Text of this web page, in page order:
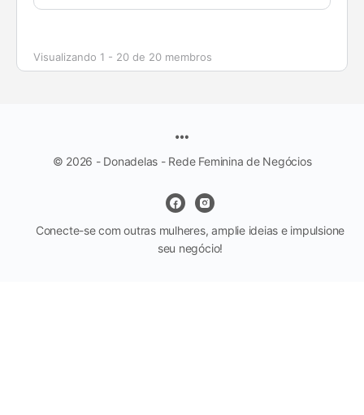
Visualizando 1 - 20 de 20 membros
© 2026 - Donadelas - Rede Feminina de Negócios
Conecte-se com outras mulheres, amplie ideias e impulsione
seu negócio!